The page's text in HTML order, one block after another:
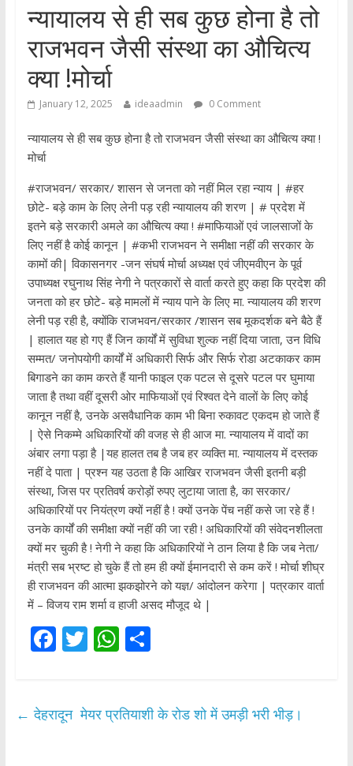
न्यायालय से ही सब कुछ होना है तो
राजभवन जैसी संस्था का औचित्य
क्या !मोर्चा
January 12, 2025 ideaadmin 0 Comment
न्यायालय से ही सब कुछ होना है तो राजभवन जैसी संस्था का औचित्य क्या !
मोर्चा
#राजभवन/ सरकार/ शासन से जनता को नहीं मिल रहा न्याय | #हर
छोटे- बड़े काम के लिए लेनी पड़ रही न्यायालय की शरण | # प्रदेश में
इतने बड़े सरकारी अमले का औचित्य क्या ! #माफियाओं एवं जालसाजों के
लिए नहीं है कोई कानून | #कभी राजभवन ने समीक्षा नहीं की सरकार के
कामों की| विकासनगर -जन संघर्ष मोर्चा अध्यक्ष एवं जीएमवीएन के पूर्व
उपाध्यक्ष रघुनाथ सिंह नेगी ने पत्रकारों से वार्ता करते हुए कहा कि प्रदेश की
जनता को हर छोटे- बड़े मामलों में न्याय पाने के लिए मा. न्यायालय की शरण
लेनी पड़ रही है, क्योंकि राजभवन/सरकार /शासन सब मूकदर्शक बने बैठे हैं
| हालात यह हो गए हैं जिन कार्यों में सुविधा शुल्क नहीं दिया जाता, उन विधि
सम्मत/ जनोपयोगी कार्यों में अधिकारी सिर्फ और सिर्फ रोडा अटकाकर काम
बिगाडने का काम करते हैं यानी फाइल एक पटल से दूसरे पटल पर घुमाया
जाता है तथा वहीं दूसरी ओर माफियाओं एवं रिश्वत देने वालों के लिए कोई
कानून नहीं है, उनके असवैधानिक काम भी बिना रुकावट एकदम हो जाते हैं
| ऐसे निकम्मे अधिकारियों की वजह से ही आज मा. न्यायालय में वादों का
अंबार लगा पड़ा है |यह हालत तब है जब हर व्यक्ति मा. न्यायालय में दस्तक
नहीं दे पाता | प्रश्न यह उठता है कि आखिर राजभवन जैसी इतनी बड़ी
संस्था, जिस पर प्रतिवर्ष करोड़ों रुपए लुटाया जाता है, का सरकार/
अधिकारियों पर नियंत्रण क्यों नहीं है ! क्यों उनके पेंच नहीं कसे जा रहे हैं !
उनके कार्यों की समीक्षा क्यों नहीं की जा रही ! अधिकारियों की संवेदनशीलता
क्यों मर चुकी है ! नेगी ने कहा कि अधिकारियों ने ठान लिया है कि जब नेता/
मंत्री सब भ्रष्ट हो चुके हैं तो हम ही क्यों ईमानदारी से कम करें ! मोर्चा शीघ्र
ही राजभवन की आत्मा झकझोरने को यज्ञ/ आंदोलन करेगा | पत्रकार वार्ता
में – विजय राम शर्मा व हाजी असद मौजूद थे |
F
b
T
er
W
s
S
e
← देहरादून मेयर प्रतियाशी के रोड शो में उमड़ी भरी भीड़।